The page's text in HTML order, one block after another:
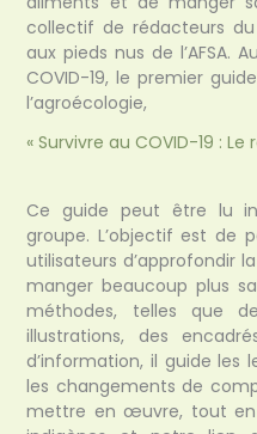
collectif de rédacteurs
aux pieds nus de l’AFSA.
COVID-19, le premier
l’agroécologie,
« Survivre au COVID-19 :
Ce guide peut être lu
groupe. L’objectif est de
utilisateurs d’approfondir
manger beaucoup plus
méthodes, telles que
illustrations, des
d’information, il guide les
les changements de
mettre en œuvre, tout en